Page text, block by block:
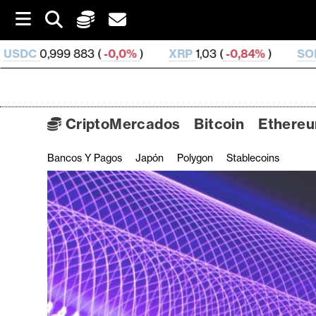
i
p
t
-0,0% ) XRP1,03 (-0,84% ) SOL73,83 (1,02%)
C
r
i
p
t
o
M
e
CriptoMercados Bitcoin
Bancos Y Pagos Japón Polygon Stablecoins